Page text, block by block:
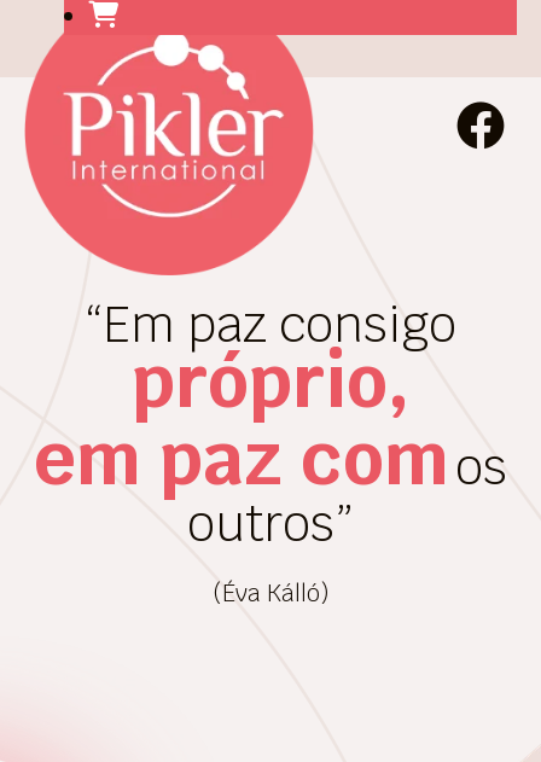
“Em paz consigo
próprio,
em paz com os
outros”
(Éva Kálló)